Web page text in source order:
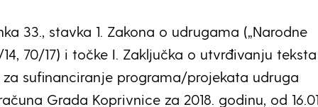
33., stavka 1. Zakona o udrugama („Narodne
70/17) i točke I. Zaključka o utvrđivanju teksta
sufinanciranje programa/projekata udruga
Grada Koprivnice za 2018. godinu, od